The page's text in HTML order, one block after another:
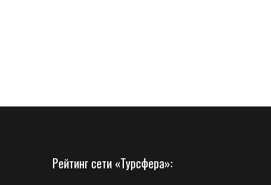
Рейтинг сети «Турсфера»: